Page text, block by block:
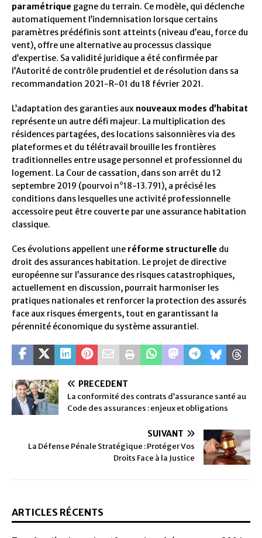
paramétrique gagne du terrain. Ce modèle, qui déclenche
automatiquement l’indemnisation lorsque certains
paramètres prédéfinis sont atteints (niveau d’eau, force du
vent), offre une alternative au processus classique
d’expertise. Sa validité juridique a été confirmée par
l’Autorité de contrôle prudentiel et de résolution dans sa
recommandation 2021-R-01 du 18 février 2021.
L’adaptation des garanties aux nouveaux modes d’habitat
représente un autre défi majeur. La multiplication des
résidences partagées, des locations saisonnières via des
plateformes et du télétravail brouille les frontières
traditionnelles entre usage personnel et professionnel du
logement. La Cour de cassation, dans son arrêt du 12
septembre 2019 (pourvoi n°18-13.791), a précisé les
conditions dans lesquelles une activité professionnelle
accessoire peut être couverte par une assurance habitation
classique.
Ces évolutions appellent une réforme structurelle du
droit des assurances habitation. Le projet de directive
européenne sur l’assurance des risques catastrophiques,
actuellement en discussion, pourrait harmoniser les
pratiques nationales et renforcer la protection des assurés
face aux risques émergents, tout en garantissant la
pérennité économique du système assurantiel.
PRÉCÉDENT
La conformité des contrats d’assurance santé au
Code des assurances : enjeux et obligations
SUIVANT
La Défense Pénale Stratégique : Protéger Vos
Droits Face à la Justice
ARTICLES RÉCENTS